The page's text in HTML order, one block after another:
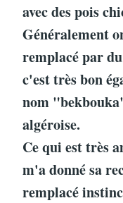
avec des pois
Généralement
remplacé par
c'est très bon
nom
algéroise.
Ce qui est très
m'a donné sa
remplacé